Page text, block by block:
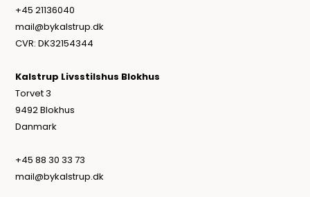
+45 21136040
mail@bykalstrup.dk
CVR: DK32154344
Kalstrup Livsstilshus Blokhus
Torvet 3
9492 Blokhus
Danmark
+45 88 30 33 73
mail@bykalstrup.dk